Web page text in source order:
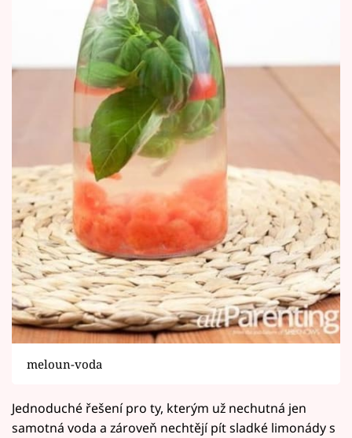
meloun-voda
Jednoduché řešení pro ty, kterým už nechutná jen
samotná voda a zároveň nechtějí pít sladké limonády s